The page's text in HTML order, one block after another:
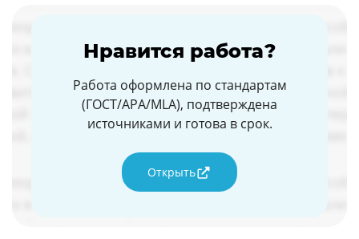
Нравится работа?
Работа оформлена по стандартам
(ГОСТ/APA/MLA), подтверждена
источниками и готова в срок.
Открыть